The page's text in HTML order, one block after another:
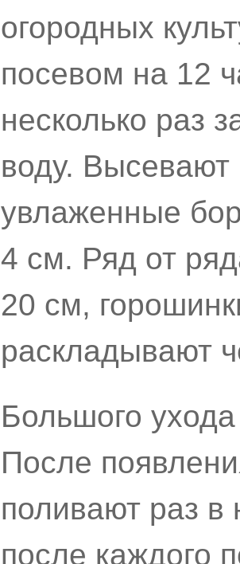
огородных
посевом на 12
несколько раз
воду.
увлаженные
4 см. Ряд от
20 см,
раскладывают
Большого ухода
После
поливают раз
после каждого